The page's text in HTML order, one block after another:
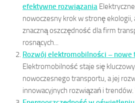
efektywne rozwiązania
nowoczesny krok w stronę ekologii,
znaczną oszczędność dla firm
rosnących...
Rozwój elektromobilności – nowe
Elektromobilność staje się
nowoczesnego transportu, a jej
innowacyjnych rozwiązań i trendów.